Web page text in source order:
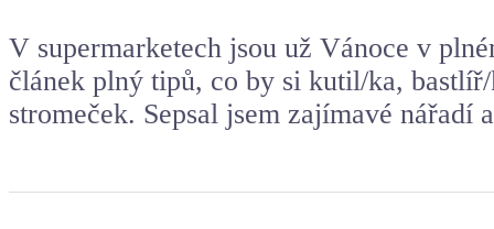
V supermarketech jsou už Vánoce v
článek plný tipů, co by si kutil/ka,
stromeček. Sepsal jsem zajímavé